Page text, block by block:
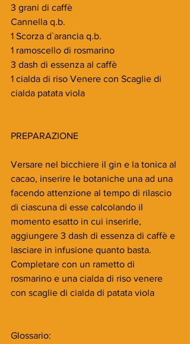
3 grani di caffè
Cannella q.b.
1 Scorza d`arancia q.b.
1 ramoscello di rosmarino
3 dash di essenza al caffè
1 cialda di riso Venere con Scaglie di
cialda patata viola
PREPARAZIONE
Versare nel bicchiere il gin e la tonica al
cacao, inserire le botaniche una ad una
facendo attenzione al tempo di rilascio
di ciascuna di esse calcolando il
momento esatto in cui inserirle,
aggiungere 3 dash di essenza di caffè e
lasciare in infusione quanto basta.
Completare con un rametto di
rosmarino e una cialda di riso venere
con scaglie di cialda di patata viola
Glossario: